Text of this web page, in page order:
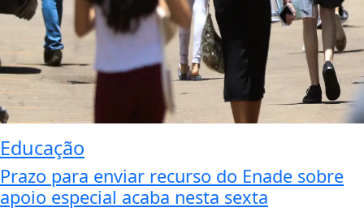
Educação
Prazo para enviar recurso do Enade sobre
apoio especial acaba nesta sexta